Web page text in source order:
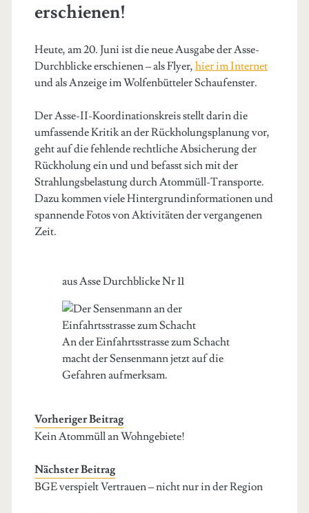
erschienen!
Heute, am 20. Juni ist die neue Ausgabe der Asse-
Durchblicke erschienen – als Flyer, hier im Internet
und als Anzeige im Wolfenbütteler Schaufenster.
Der Asse-II-Koordinationskreis stellt darin die
umfassende Kritik an der Rückholungsplanung vor,
geht auf die fehlende rechtliche Absicherung der
Rückholung ein und und befasst sich mit der
Strahlungsbelastung durch Atommüll-Transporte.
Dazu kommen viele Hintergrundinformationen und
spannende Fotos von Aktivitäten der vergangenen
Zeit.
aus Asse Durchblicke Nr 11
An der Einfahrtsstrasse zum Schacht
macht der Sensenmann jetzt auf die
Gefahren aufmerksam.
Vorheriger Beitrag
Kein Atommüll an Wohngebiete!
Nächster Beitrag
BGE verspielt Vertrauen – nicht nur in der Region